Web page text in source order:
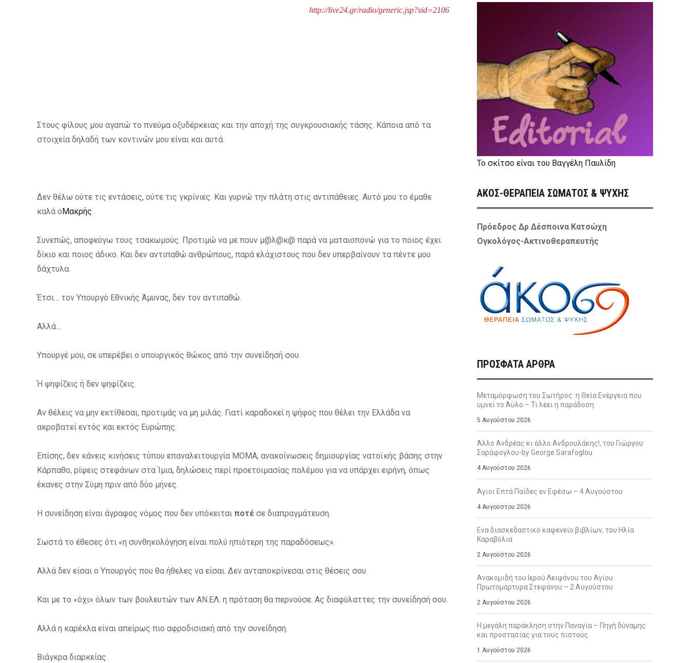
http://live24.gr/radio/generic.jsp?sid=2106
Στους φίλους μου αγαπώ το πνεύμα οξυδέρκειας και την αποχή της συγκρουσιακής τάσης. Κάποια από τα
στοιχεία δηλαδή των κοντινών μου είναι και αυτά.
Δεν θέλω ούτε τις εντάσεις, ούτε τις γκρίνιες. Και γυρνώ την πλάτη στις αντιπάθειες. Αυτό μου το έμαθε
καλά οΜακρής.
Συνεπώς, αποφεύγω τους τσακωμούς. Προτιμώ να με πουν μ@λ@κ@ παρά να ματαιοπονώ για το ποιος έχει
δίκιο και ποιος άδικο. Και δεν αντιπαθώ ανθρώπους, παρά ελάχιστους που δεν υπερβαίνουν τα πέντε μου
δάχτυλα.
Έτσι… τον Υπουργό Εθνικής Άμυνας, δεν τον αντιπαθώ.
Αλλά…
Υπουργέ μου, σε υπερέβει ο υπουργικός θώκος από την συνείδησή σου.
Ή ψηφίζεις ή δεν ψηφίζεις.
Αν θέλεις να μην εκτίθεσαι, προτιμάς να μη μιλάς. Γιατί καραδοκεί η ψήφος που θέλει την Ελλάδα να
ακροβατεί εντός και εκτός Ευρώπης.
Επίσης, δεν κάνεις κινήσεις τύπου επαναλειτουργία ΜΟΜΑ, ανακοίνωσεις δημιουργίας νατοϊκής βάσης στην
Κάρπαθο, ρίψεις στεφάνων στα Ίμια, δηλώσεις περί προετοιμασίας πολέμου για να υπάρχει ειρήνη, όπως
έκανες στην Σύμη πριν από δύο μήνες.
Η συνείδηση είναι άγραφος νόμος που δεν υπόκειται ποτέ σε διαπραγμάτευση.
Σωστά το έθεσες ότι «η συνθηκολόγηση είναι πολύ ηπιότερη της παραδόσεως».
Αλλά δεν είσαι ο Υπουργός που θα ήθελες να είσαι. Δεν ανταποκρίνεσαι στις θέσεις σου.
Και με το «όχι» όλων των βουλευτών των ΑΝ.ΕΛ. η πρόταση θα περνούσε. Ας διαφύλαττες την συνείδησή σου.
Αλλά η καρέκλα είναι απείρως πιο αφροδισιακή από την συνείδηση.
Βιάγκρα διαρκείας.
Το σκίτσο είναι του Βαγγέλη Παυλίδη
ΑΚΟΣ-ΘΕΡΑΠΕΙΑ ΣΩΜΑΤΟΣ & ΨΥΧΗΣ
Πρόεδρος Δρ Δέσποινα Κατσώχη
Ογκολόγος-Ακτινοθεραπευτής
ΠΡΌΣΦΑΤΑ ΆΡΘΡΑ
Μεταμόρφωση του Σωτήρος: η Θεία Ενέργεια που
υμνεί το Άϋλο – Τι λέει η παράδοση
5 Αυγούστου 2026
Άλλο Ανδρέας κι άλλο Ανδρουλάκης!, του Γιώργου
Σαράφογλου-by George Sarafoglou
4 Αυγούστου 2026
Άγιοι Επτά Παίδες εν Εφέσω – 4 Αυγούστου
4 Αυγούστου 2026
Ενα διασκεδαστικό καφενείο βιβλίων, του Ηλία
Καραβόλια
2 Αυγούστου 2026
Ανακομιδή του Ιερού Λειψάνου του Αγίου
Πρωτομάρτυρα Στεφάνου – 2 Αυγούστου
2 Αυγούστου 2026
Η μεγάλη παράκληση στην Παναγία – Πηγή δύναμης
και προστασίας για τους πιστούς
1 Αυγούστου 2026